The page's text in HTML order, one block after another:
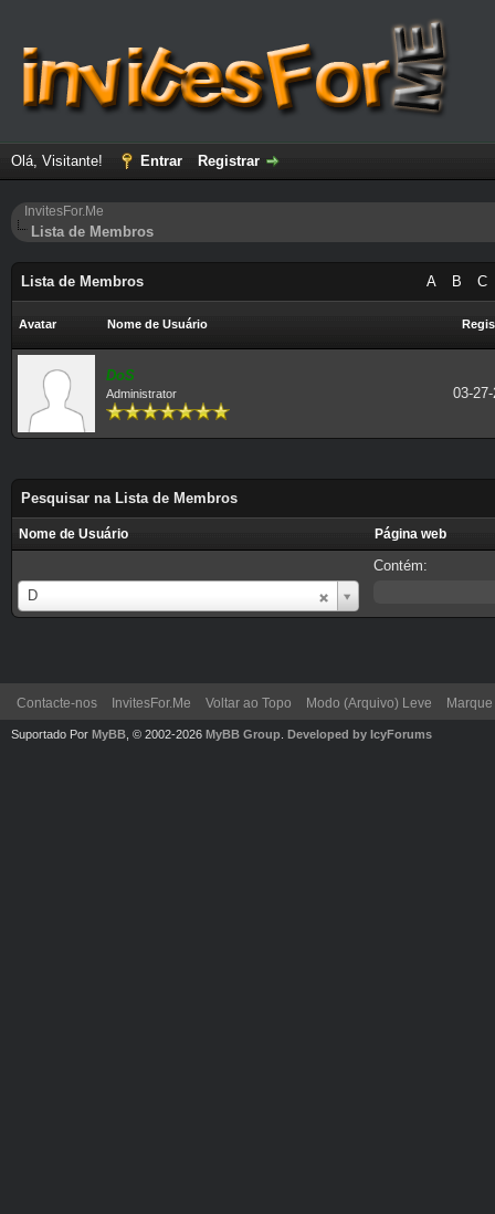
Olá, Visitante! Entrar Registrar
InvitesFor.Me
Lista de Membros
A B C
Lista de Membros
Avatar Nome de Usuário
DoS
Administrator 03-
Pesquisar na Lista de Membros
Nome de Usuário Página web
D
Nome
de
Contém:
Contacte-nos InvitesFor.Me Voltar ao Topo Modo (Arquivo) Leve
Suportado Por MyBB , © 2002-2026 MyBB Group Developed by IcyForums